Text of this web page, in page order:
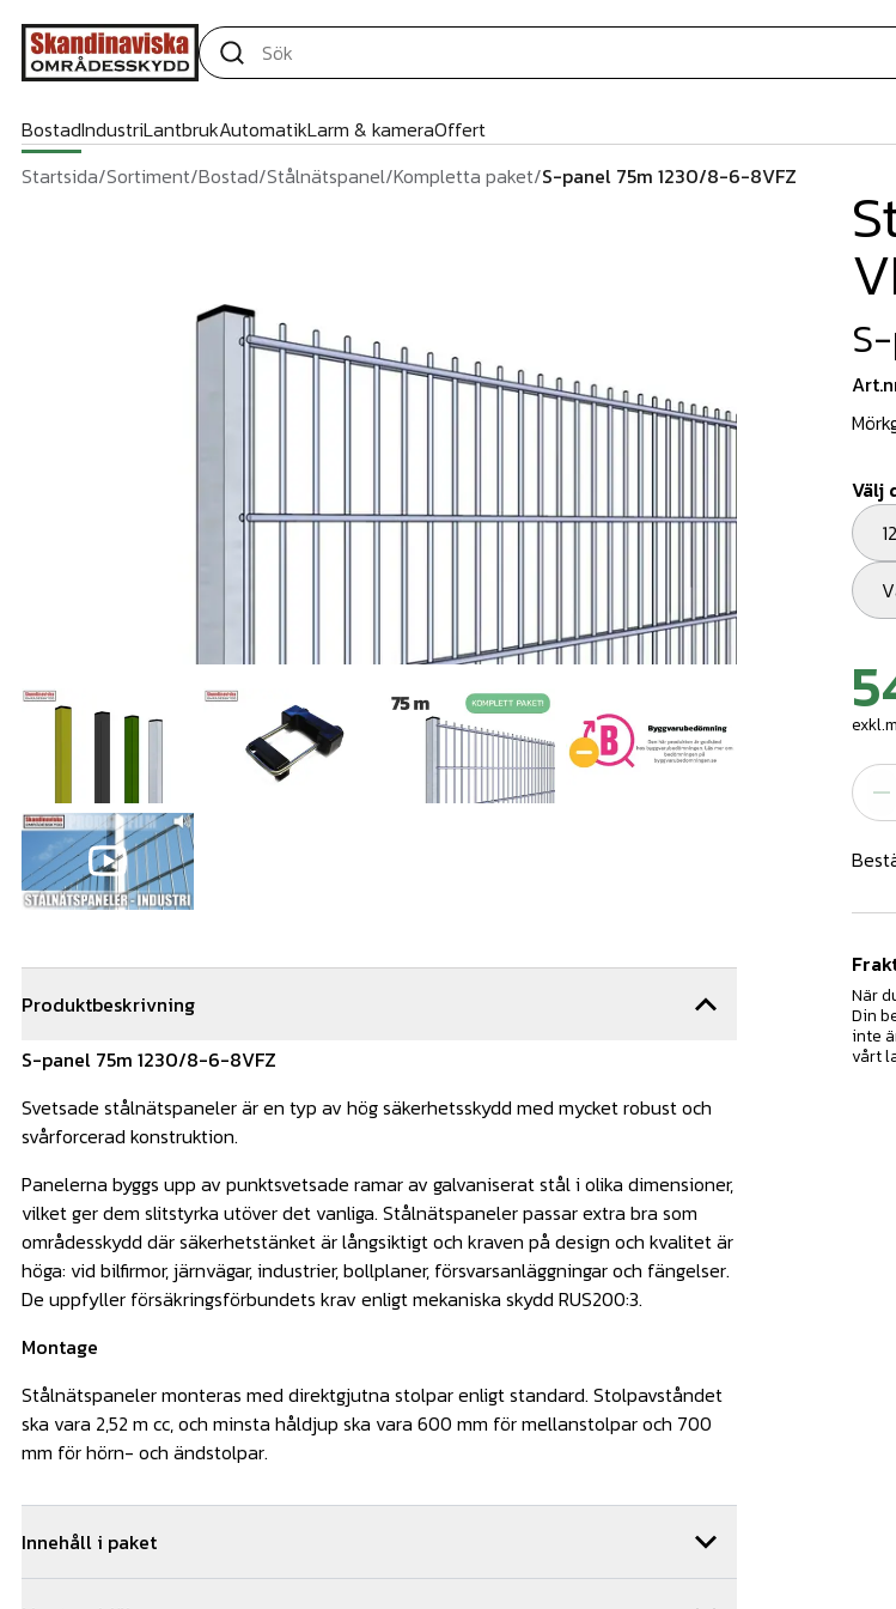
BostadIndustriLantbrukAutomatikLarm & kameraOffert
Startsida/Sortiment/Bostad/Stålnätspanel/Kompletta paket/S-panel 75m 1230/8-6-8VFZ
Produktbeskrivning
S-panel 75m 1230/8-6-8VFZ
Svetsade stålnätspaneler är en typ av hög säkerhetsskydd med mycket robust och
svårforcerad konstruktion.
Panelerna byggs upp av punktsvetsade ramar av galvaniserat stål i olika dimensioner,
vilket ger dem slitstyrka utöver det vanliga. Stålnätspaneler passar extra bra som
områdesskydd där säkerhetstänket är långsiktigt och kraven på design och kvalitet är
höga: vid bilfirmor, järnvägar, industrier, bollplaner, försvarsanläggningar och fängelser.
De uppfyller försäkringsförbundets krav enligt mekaniska skydd RUS200:3.
Montage
Stålnätspaneler monteras med direktgjutna stolpar enligt standard. Stolpavståndet
ska vara 2,52 m cc, och minsta håldjup ska vara 600 mm för mellanstolpar och 700
mm för hörn- och ändstolpar.
Innehåll i paket
Välj
När
Din
inte
vårt